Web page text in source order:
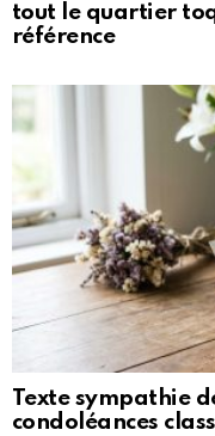
tout le quartier
référence
Texte sympathie
condoléances